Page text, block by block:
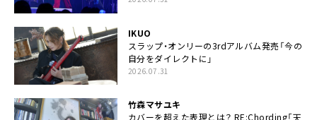
IKUO
スラップ・オンリーの3rdアルバム発売「今の
自分をダイレクトに」
2026.07.31
竹森マサユキ
カバーを超えた表現とは？ RE:Chording「天